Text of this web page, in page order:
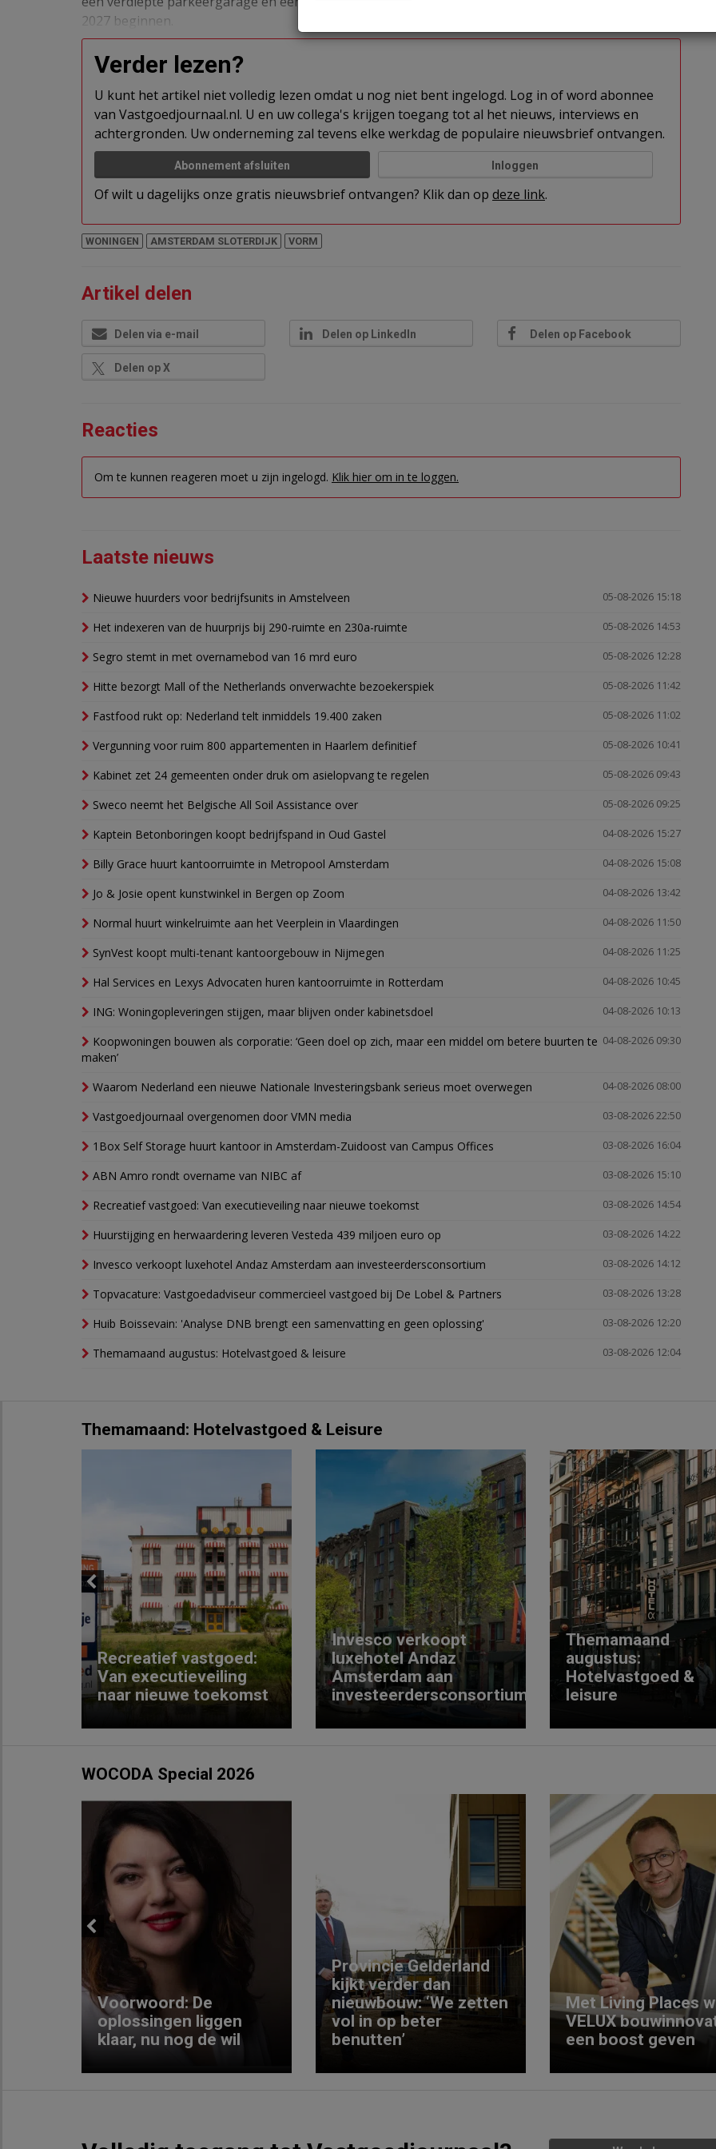
2027 beginnen.
Verder lezen?
U kunt het artikel niet volledig lezen omdat u nog niet bent ingelogd. Log in of word abonnee
van Vastgoedjournaal.nl. U en uw collega's krijgen toegang tot al het nieuws, interviews en
achtergronden. Uw onderneming zal tevens elke werkdag de populaire nieuwsbrief ontvangen.
Abonnement afsluiten Inloggen
Of wilt u dagelijks onze gratis nieuwsbrief ontvangen? Klik dan op deze link.
WONINGEN AMSTERDAM SLOTERDIJK VORM
Artikel delen
Delen via e-mail Delen op LinkedIn Delen op Facebook
Delen op X
Reacties
Om te kunnen reageren moet u zijn ingelogd. Klik hier om in te loggen.
Laatste nieuws
05-08-2026 15:18
Nieuwe huurders voor bedrijfsunits in Amstelveen
05-08-2026 14:53
Het indexeren van de huurprijs bij 290-ruimte en 230a-ruimte
05-08-2026 12:28
Segro stemt in met overnamebod van 16 mrd euro
05-08-2026 11:42
Hitte bezorgt Mall of the Netherlands onverwachte bezoekerspiek
05-08-2026 11:02
Fastfood rukt op: Nederland telt inmiddels 19.400 zaken
05-08-2026 10:41
Vergunning voor ruim 800 appartementen in Haarlem definitief
05-08-2026 09:43
Kabinet zet 24 gemeenten onder druk om asielopvang te regelen
05-08-2026 09:25
Sweco neemt het Belgische All Soil Assistance over
04-08-2026 15:27
Kaptein Betonboringen koopt bedrijfspand in Oud Gastel
04-08-2026 15:08
Billy Grace huurt kantoorruimte in Metropool Amsterdam
04-08-2026 13:42
Jo & Josie opent kunstwinkel in Bergen op Zoom
04-08-2026 11:50
Normal huurt winkelruimte aan het Veerplein in Vlaardingen
04-08-2026 11:25
SynVest koopt multi-tenant kantoorgebouw in Nijmegen
04-08-2026 10:45
Hal Services en Lexys Advocaten huren kantoorruimte in Rotterdam
04-08-2026 10:13
ING: Woningopleveringen stijgen, maar blijven onder kabinetsdoel
04-08-2026 09:30
Koopwoningen bouwen als corporatie: ‘Geen doel op zich, maar een middel om betere buurten te
maken’
04-08-2026 08:00
Waarom Nederland een nieuwe Nationale Investeringsbank serieus moet overwegen
03-08-2026 22:50
Vastgoedjournaal overgenomen door VMN media
03-08-2026 16:04
1Box Self Storage huurt kantoor in Amsterdam-Zuidoost van Campus Offices
03-08-2026 15:10
ABN Amro rondt overname van NIBC af
03-08-2026 14:54
Recreatief vastgoed: Van executieveiling naar nieuwe toekomst
03-08-2026 14:22
Huurstijging en herwaardering leveren Vesteda 439 miljoen euro op
03-08-2026 14:12
Invesco verkoopt luxehotel Andaz Amsterdam aan investeerdersconsortium
03-08-2026 13:28
Topvacature: Vastgoedadviseur commercieel vastgoed bij De Lobel & Partners
03-08-2026 12:20
Huib Boissevain: 'Analyse DNB brengt een samenvatting en geen oplossing'
03-08-2026 12:04
Themamaand augustus: Hotelvastgoed & leisure
Themamaand: Hotelvastgoed & Leisure
Previous
Recreatief vastgoed:
Van executieveiling
naar nieuwe toekomst
Invesco verkoopt
luxehotel Andaz
Amsterdam aan
investeerdersconsortium
Themamaand
augustus:
Hotelvastgoed &
leisure
WOCODA Special 2026
Previous
Voorwoord: De
oplossingen liggen
klaar, nu nog de wil
Provincie Gelderland
kijkt verder dan
nieuwbouw: ‘We zetten
vol in op beter
benutten’
Met Living Places
VELUX
een boost geven